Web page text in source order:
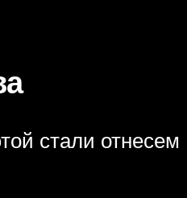
стали отнесем